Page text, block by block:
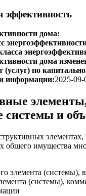
эффективность
дома:
дома
(услуг) по
информации:2025-09-
системы и
общего имущества
элемента (системы),
(системы),